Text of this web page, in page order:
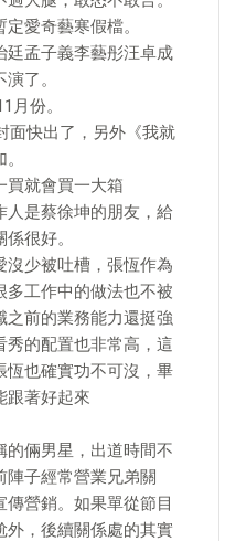
愛奇藝寒假檔。
廷孟子義李藝彤汪卓成
了。
月份。
面快出了，另外《我就
買就會買一大箱
人是蔡徐坤的朋友，給
很好。
沒少被吐槽，張恆作為
多工作中的做法也不被
之前的業務能力還挺強
秀的配置也非常高，這
恆也確實功不可沒，畢
跟著好起來
的倆男星，出道時間不
陣子經常營業兄弟關
營銷。如果單從節目
外，後續關係處的其實